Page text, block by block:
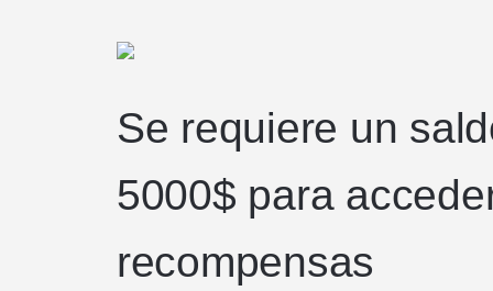
Se requiere un
5000$ para
recompensas